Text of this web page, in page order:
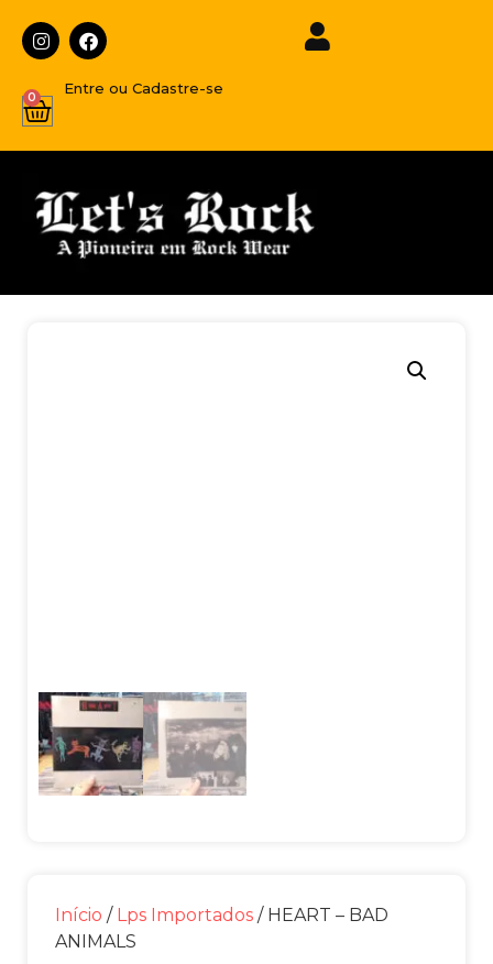
Entre ou Cadastre-se
0
Início / Lps Importados / HEART – BAD
ANIMALS